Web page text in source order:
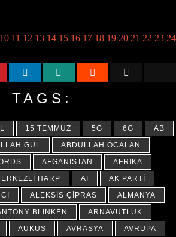
10 11 12 13 14 15 16 17 18 19 20 21 22 23 24
TAGS:
15 TEMMUZ 5G 6G
AB
GÜL
ABDULLAH ÖCALAN
AFGANISTAN
AFRIKA
HARP AI
AK PARTI
ALEKSIS ÇIPRAS
ALMANYA
BLINKEN
ARNAVUTLUK
AUKUS AVRASYA
AVRUPA